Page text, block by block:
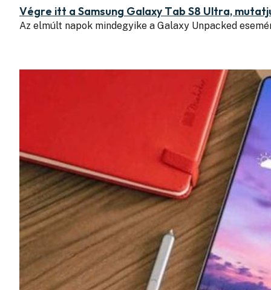
Végre itt a Samsung Galaxy Tab S8 Ultra,
Az elmúlt napok mindegyike a Galaxy Unpacked